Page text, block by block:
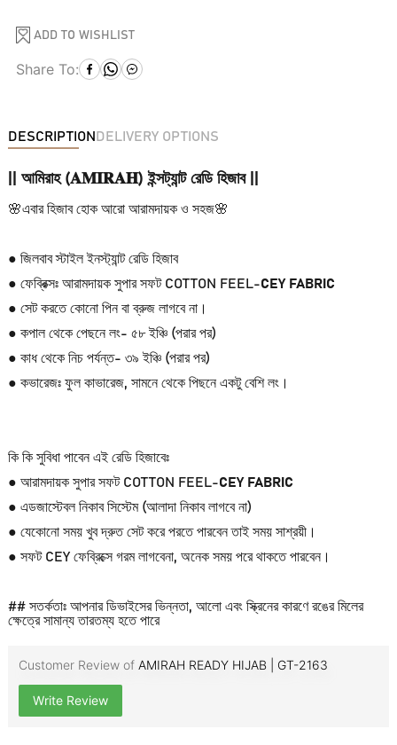
ADD TO WISHLIST
Share To:
DESCRIPTION DELIVERY OPTIONS
|| আমিরাহ (𝐀𝐌𝐈𝐑𝐀𝐇) ইন্সট্যান্ট রেডি হিজাব ||
🌸এবার হিজাব হোক আরো আরামদায়ক ও সহজ🌸
● জিলবাব স্টাইল ইনস্ট্যান্ট রেডি হিজাব
● ফেব্রিক্সঃ আরামদায়ক সুপার সফট COTTON FEEL-CEY FABRIC
● সেট করতে কোনো পিন বা ব্রুজ লাগবে না।
● কপাল থেকে পেছনে লং- ৫৮ ইঞ্চি (পরার পর)
● কাধ থেকে নিচ পর্যন্ত- ৩৯ ইঞ্চি (পরার পর)
● কভারেজঃ ফুল কাভারেজ, সামনে থেকে পিছনে একটু বেশি লং।
কি কি সুবিধা পাবেন এই রেডি হিজাবেঃ
● আরামদায়ক সুপার সফট COTTON FEEL-CEY FABRIC
● এডজাস্টেবল নিকাব সিস্টেম (আলাদা নিকাব লাগবে না)
● যেকোনো সময় খুব দ্রুত সেট করে পরতে পারবেন তাই সময় সাশ্রয়ী।
● সফট CEY ফেব্রিক্সে গরম লাগবেনা, অনেক সময় পরে থাকতে পারবেন।
## সতর্কতাঃ আপনার ডিভাইসের ভিন্নতা, আলো এবং স্ক্রিনের কারণে রঙের মিলের
ক্ষেত্রে সামান্য তারতম্য হতে পারে
Customer Review of AMIRAH READY HIJAB | GT-2163
Write Review